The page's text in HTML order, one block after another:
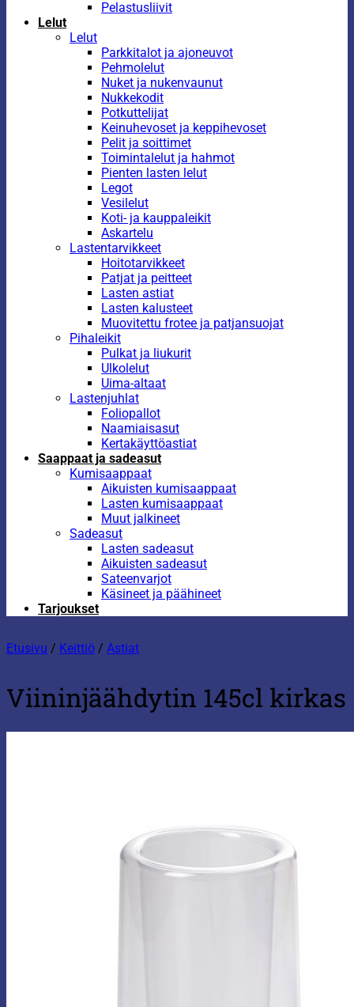
Pelastusliivit
Lelut
Lelut
Parkkitalot ja ajoneuvot
Pehmolelut
Nuket ja nukenvaunut
Nukkekodit
Potkuttelijat
Keinuhevoset ja keppihevoset
Pelit ja soittimet
Toimintalelut ja hahmot
Pienten lasten lelut
Legot
Vesilelut
Koti- ja kauppaleikit
Askartelu
Lastentarvikkeet
Hoitotarvikkeet
Patjat ja peitteet
Lasten astiat
Lasten kalusteet
Muovitettu frotee ja patjansuojat
Pihaleikit
Pulkat ja liukurit
Ulkolelut
Uima-altaat
Lastenjuhlat
Foliopallot
Naamiaisasut
Kertakäyttöastiat
Saappaat ja sadeasut
Kumisaappaat
Aikuisten kumisaappaat
Lasten kumisaappaat
Muut jalkineet
Sadeasut
Lasten sadeasut
Aikuisten sadeasut
Sateenvarjot
Käsineet ja päähineet
Tarjoukset
Etusivu / Keittiö / Astiat
Viininjäähdytin 145cl kirkas